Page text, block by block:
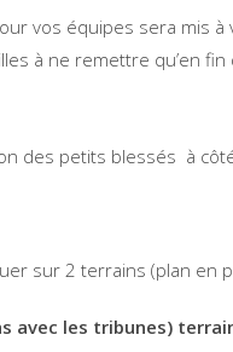
vos équipes sera mis
à ne remettre qu’en
des petits blessés à
sur 2 terrains (plan en
avec les tribunes)